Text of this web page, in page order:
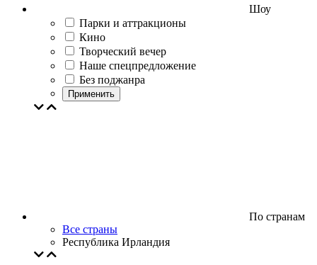
Шоу
Парки и аттракционы
Кино
Творческий вечер
Наше спецпредложение
Без поджанра
Применить
По странам
Все страны
Республика Ирландия